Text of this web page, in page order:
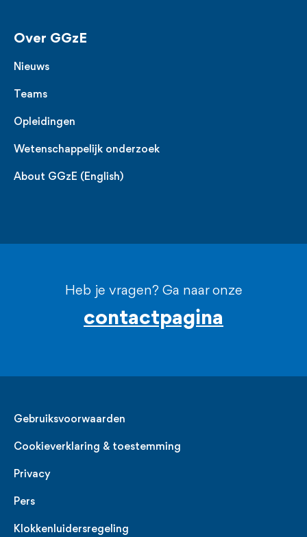
Over GGzE
Nieuws
Teams
Opleidingen
Wetenschappelijk onderzoek
About GGzE (English)
Heb je vragen? Ga naar onze
contactpagina
Legal
Gebruiksvoorwaarden
Cookieverklaring & toestemming
Privacy
Pers
Klokkenluidersregeling